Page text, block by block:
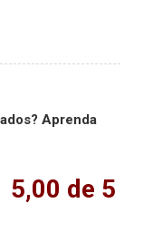
Aprenda
5,00 de 5